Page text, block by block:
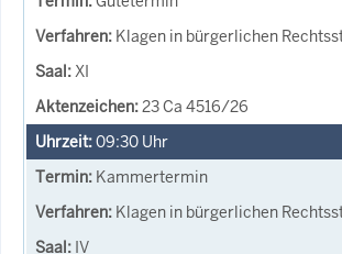
Klagen in bürgerlichen
XI
23 Ca 4516/26
09:30 Uhr
Kammertermin
Klagen in bürgerlichen
IV